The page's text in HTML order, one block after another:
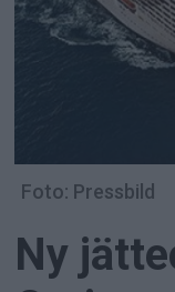
Foto: Pressbild
Ny